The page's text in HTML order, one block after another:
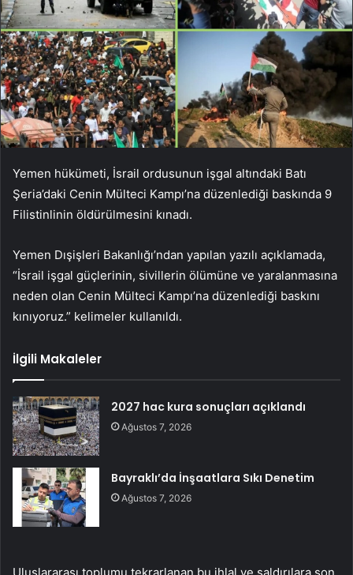
Yemen hükümeti, İsrail ordusunun işgal altındaki Batı
Şeria’daki Cenin Mülteci Kampı’na düzenlediği baskında 9
Filistinlinin öldürülmesini kınadı.
Yemen Dışişleri Bakanlığı’ndan yapılan yazılı açıklamada,
“İsrail işgal güçlerinin, sivillerin ölümüne ve yaralanmasına
neden olan Cenin Mülteci Kampı’na düzenlediği baskını
kınıyoruz.” kelimeler kullanıldı.
İlgili Makaleler
2027 hac kura sonuçları açıklandı
Ağustos 7, 2026
Bayraklı’da İnşaatlara Sıkı Denetim
Ağustos 7, 2026
Uluslararası toplumu tekrarlanan bu ihlal ve saldırılara son